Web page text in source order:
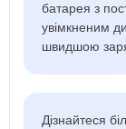
батарея з
увімкненим
швидшою
Дізнайтеся